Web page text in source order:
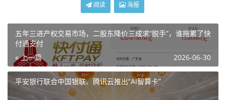
阅读 海报
五年三进产权交易市场，二股东降价三成求“脱手”，谁拖累了快
付通支付
« 上一篇
2026-06-30
平安银行联合中国银联、腾讯云推出“AI智算卡”